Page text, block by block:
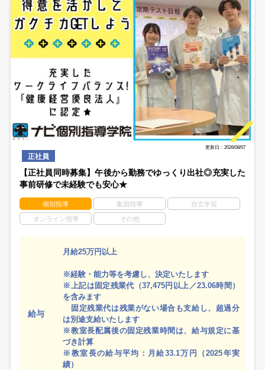
更新日：2026/08/07
正社員
【正社員同時募集】午後から勤務でゆっくり出社◎充実した
事前研修で未経験でも安心★
個別指導 集団指導 自立学習
オンライン指導 その他
給与
月給25万円以上
※経験・能力等を考慮し、決定いたします
※上記は固定残業代（37,475円以上／23.06時間）
を含みます
固定残業代は残業がない場合も支給し、超過分
は別途支給いたします
※教室長配属後の固定残業時間は、給与規定に基
づき計算
※教室長の給与平均：月給33.1万円（2025年実
績）